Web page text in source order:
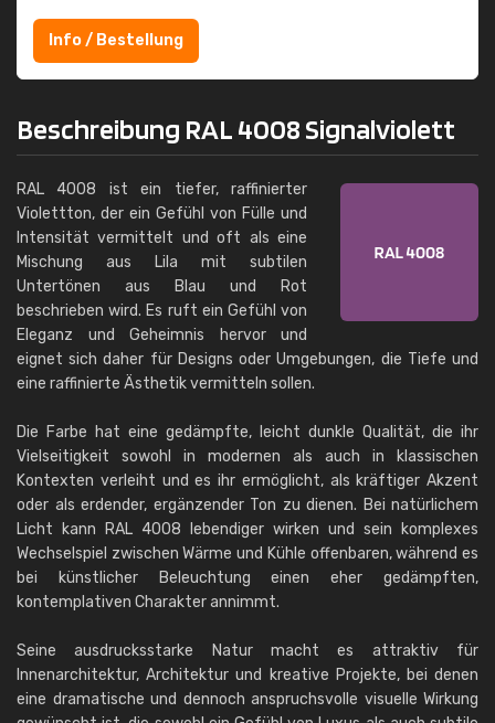
Info / Bestellung
Beschreibung RAL 4008 Signalviolett
RAL 4008 ist ein tiefer, raffinierter
Violettton, der ein Gefühl von Fülle und
Intensität vermittelt und oft als eine
Mischung aus Lila mit subtilen
Untertönen aus Blau und Rot
beschrieben wird. Es ruft ein Gefühl von
Eleganz und Geheimnis hervor und
eignet sich daher für Designs oder Umgebungen, die Tiefe und
eine raffinierte Ästhetik vermitteln sollen.
Die Farbe hat eine gedämpfte, leicht dunkle Qualität, die ihr
Vielseitigkeit sowohl in modernen als auch in klassischen
Kontexten verleiht und es ihr ermöglicht, als kräftiger Akzent
oder als erdender, ergänzender Ton zu dienen. Bei natürlichem
Licht kann RAL 4008 lebendiger wirken und sein komplexes
Wechselspiel zwischen Wärme und Kühle offenbaren, während es
bei künstlicher Beleuchtung einen eher gedämpften,
kontemplativen Charakter annimmt.
Seine ausdrucksstarke Natur macht es attraktiv für
Innenarchitektur, Architektur und kreative Projekte, bei denen
eine dramatische und dennoch anspruchsvolle visuelle Wirkung